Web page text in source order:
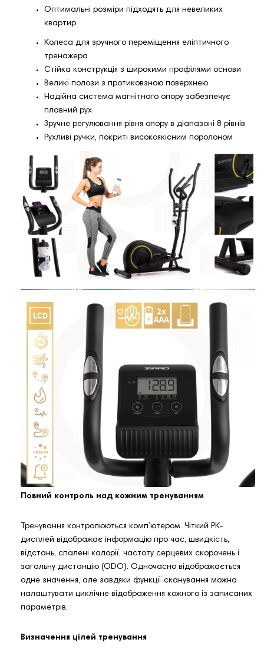
Оптимальні розміри підходять для невеликих
квартир
Колеса для зручного переміщення еліптичного
тренажера
Стійка конструкція з широкими профілями основи
Великі полози з протиковзною поверхнею
Надійна система магнітного опору забезпечує
плавний рух
Зручне регулювання рівня опору в діапазоні 8 рівнів
Рухливі ручки, покриті високоякісним поролоном
Повний контроль над кожним тренуванням
Тренування контролюються комп’ютером. Чіткий РК-
дисплей відображає інформацію про час, швидкість,
відстань, спалені калорії, частоту серцевих скорочень і
загальну дистанцію (ODO). Одночасно відображається
одне значення, але завдяки функції сканування можна
налаштувати циклічне відображення кожного із записаних
параметрів.
Визначення цілей тренування